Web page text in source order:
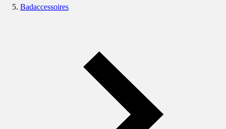
Badaccessoires